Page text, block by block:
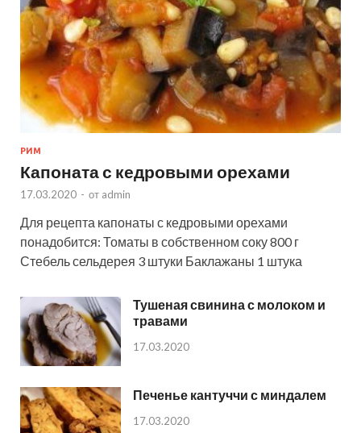
РИМ
Капоната с кедровыми орехами
17.03.2020 - от admin
Для рецепта капонаты с кедровыми орехами
понадобится: Томаты в собственном соку 800 г
Стебель сельдерея 3 штуки Баклажаны 1 штука
Тушеная свинина с молоком и
травами
17.03.2020
Печенье кантуччи с миндалем
17.03.2020